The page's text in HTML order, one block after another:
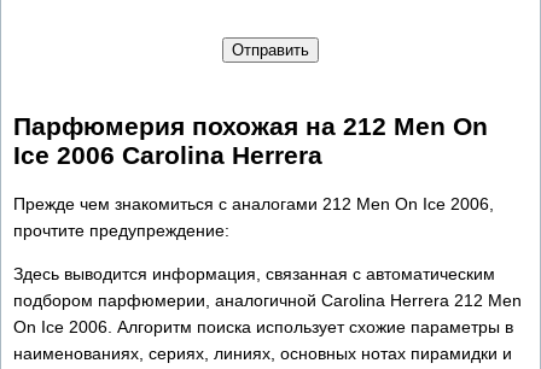
Отправить
Парфюмерия похожая на 212 Men On
Ice 2006 Carolina Herrera
Прежде чем знакомиться с аналогами 212 Men On Ice 2006,
прочтите предупреждение:
Здесь выводится информация, связанная с автоматическим
подбором парфюмерии, аналогичной Carolina Herrera 212 Men
On Ice 2006. Алгоритм поиска использует схожие параметры в
наименованиях, сериях, линиях, основных нотах пирамидки и